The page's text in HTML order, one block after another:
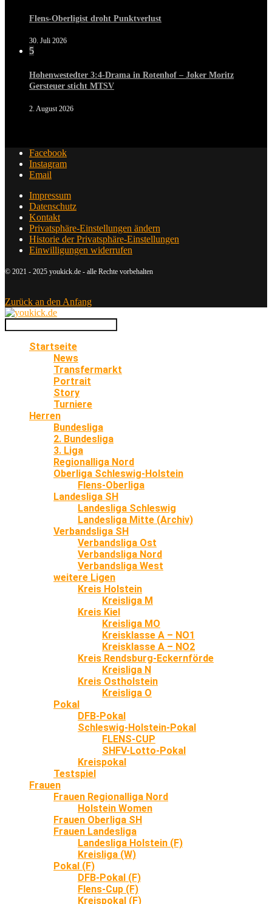
Flens-Oberligist droht Punktverlust
30. Juli 2026
5
Hohenwestedter 3:4-Drama in Rotenhof – Joker Moritz
Gersteuer sticht MTSV
2. August 2026
Facebook
Instagram
Email
Impressum
Datenschutz
Kontakt
Privatsphäre-Einstellungen ändern
Historie der Privatsphäre-Einstellungen
Einwilligungen widerrufen
© 2021 - 2025 youkick.de - alle Rechte vorbehalten
Zurück an den Anfang
Startseite
News
Transfermarkt
Portrait
Story
Turniere
Herren
Bundesliga
2. Bundesliga
3. Liga
Regionalliga Nord
Oberliga Schleswig-Holstein
Flens-Oberliga
Landesliga SH
Landesliga Schleswig
Landesliga Mitte (Archiv)
Verbandsliga SH
Verbandsliga Ost
Verbandsliga Nord
Verbandsliga West
weitere Ligen
Kreis Holstein
Kreisliga M
Kreis Kiel
Kreisliga MO
Kreisklasse A – NO1
Kreisklasse A – NO2
Kreis Rendsburg-Eckernförde
Kreisliga N
Kreis Ostholstein
Kreisliga O
Pokal
DFB-Pokal
Schleswig-Holstein-Pokal
FLENS-CUP
SHFV-Lotto-Pokal
Kreispokal
Testspiel
Frauen
Frauen Regionalliga Nord
Holstein Women
Frauen Oberliga SH
Frauen Landesliga
Landesliga Holstein (F)
Kreisliga (W)
Pokal (F)
DFB-Pokal (F)
Flens-Cup (F)
Kreispokal (F)